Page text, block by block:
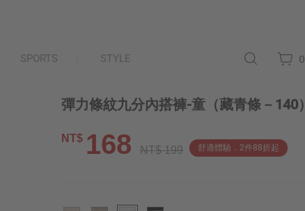
SPORTS STYLE 0
彈力條紋九分內搭褲-童 （藏青條－140）
NT$ 168 NT$ 199 舒適體驗．2件88折起